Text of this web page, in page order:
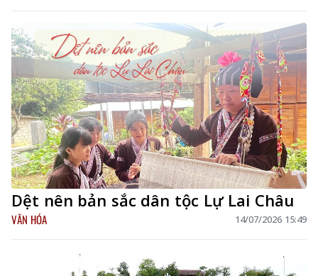
Dệt nên bản sắc dân tộc Lự Lai Châu
VĂN HÓA 14/07/2026 15:49